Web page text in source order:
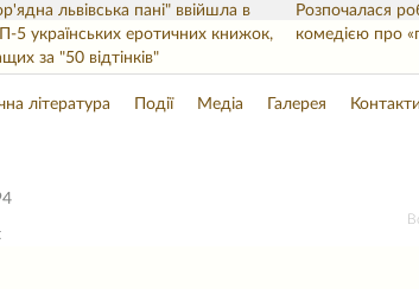
львівська пані" ввійшла в
5 українських еротичних книжок,
за "50 відтінків"
Розпочалася
комедією про
література Події Медіа Галерея Контакти